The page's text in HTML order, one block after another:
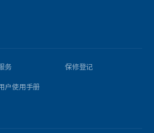
务
保修登记
户使用手册